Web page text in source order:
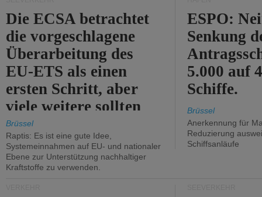
Die ECSA betrachtet
die vorgeschlagene
Überarbeitung des
EU-ETS als einen
ersten Schritt, aber
viele weitere sollten
folgen.
Brüssel
Raptis: Es ist eine gute Idee,
Systemeinnahmen auf EU- und nationaler
Ebene zur Unterstützung nachhaltiger
Kraftstoffe zu verwenden.
ESPO:
Senkung
5.000 auf
Schiffe.
Brüssel
Anerkennung für
Reduzierung
Schiffsanläufe